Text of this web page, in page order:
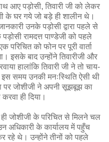
आए पड़ोसी, तिवारी जी को लेकर
के घर गये जो बड़े ही शालीन थे।
उनके पड़ोसी द्वारा पहले से
रामदत्त पाण्डेजी को पहले
को फोन पर पूरी वार्ता
इसके बाद उन्होंने तिवारीजी और
हालांकि तिवारी जी ने तो चाय-
समय उनकी मनःस्थिति ऐसी थी
पर जोशीजी ने अपनी सूझबूझ का
ही दिया।
ही जोशीजी के परिचित से मिलने चल
अधिकारी के कार्यालय में पहुँच
रहे थे। उन्होंने तीनों को पहले